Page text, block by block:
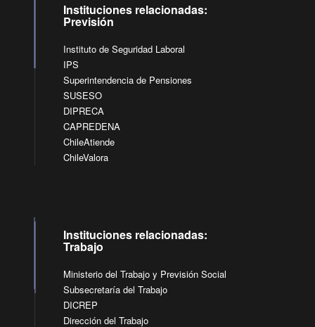
Instituciones relacionadas:
Previsión
Instituto de Seguridad Laboral
IPS
Superintendencia de Pensiones
SUSESO
DIPRECA
CAPREDENA
ChileAtiende
ChileValora
Instituciones relacionadas:
Trabajo
Ministerio del Trabajo y Previsión Social
Subsecretaría del Trabajo
DICREP
Dirección del Trabajo